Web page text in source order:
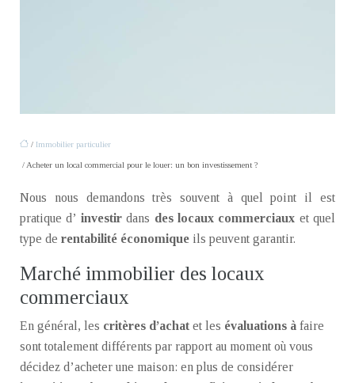
/ Immobilier particulier
/ Acheter un local commercial pour le louer: un bon investissement ?
Nous nous demandons très souvent à quel point il est
pratique d’ investirdans des locaux commerciaux et quel
type de rentabilité économique ils peuvent garantir.
Marché immobilier des locaux
commerciaux
En général, les critères d’achat et les évaluations à faire
sont totalement différents par rapport au moment où vous
décidez d’acheter une maison: en plus de considérer